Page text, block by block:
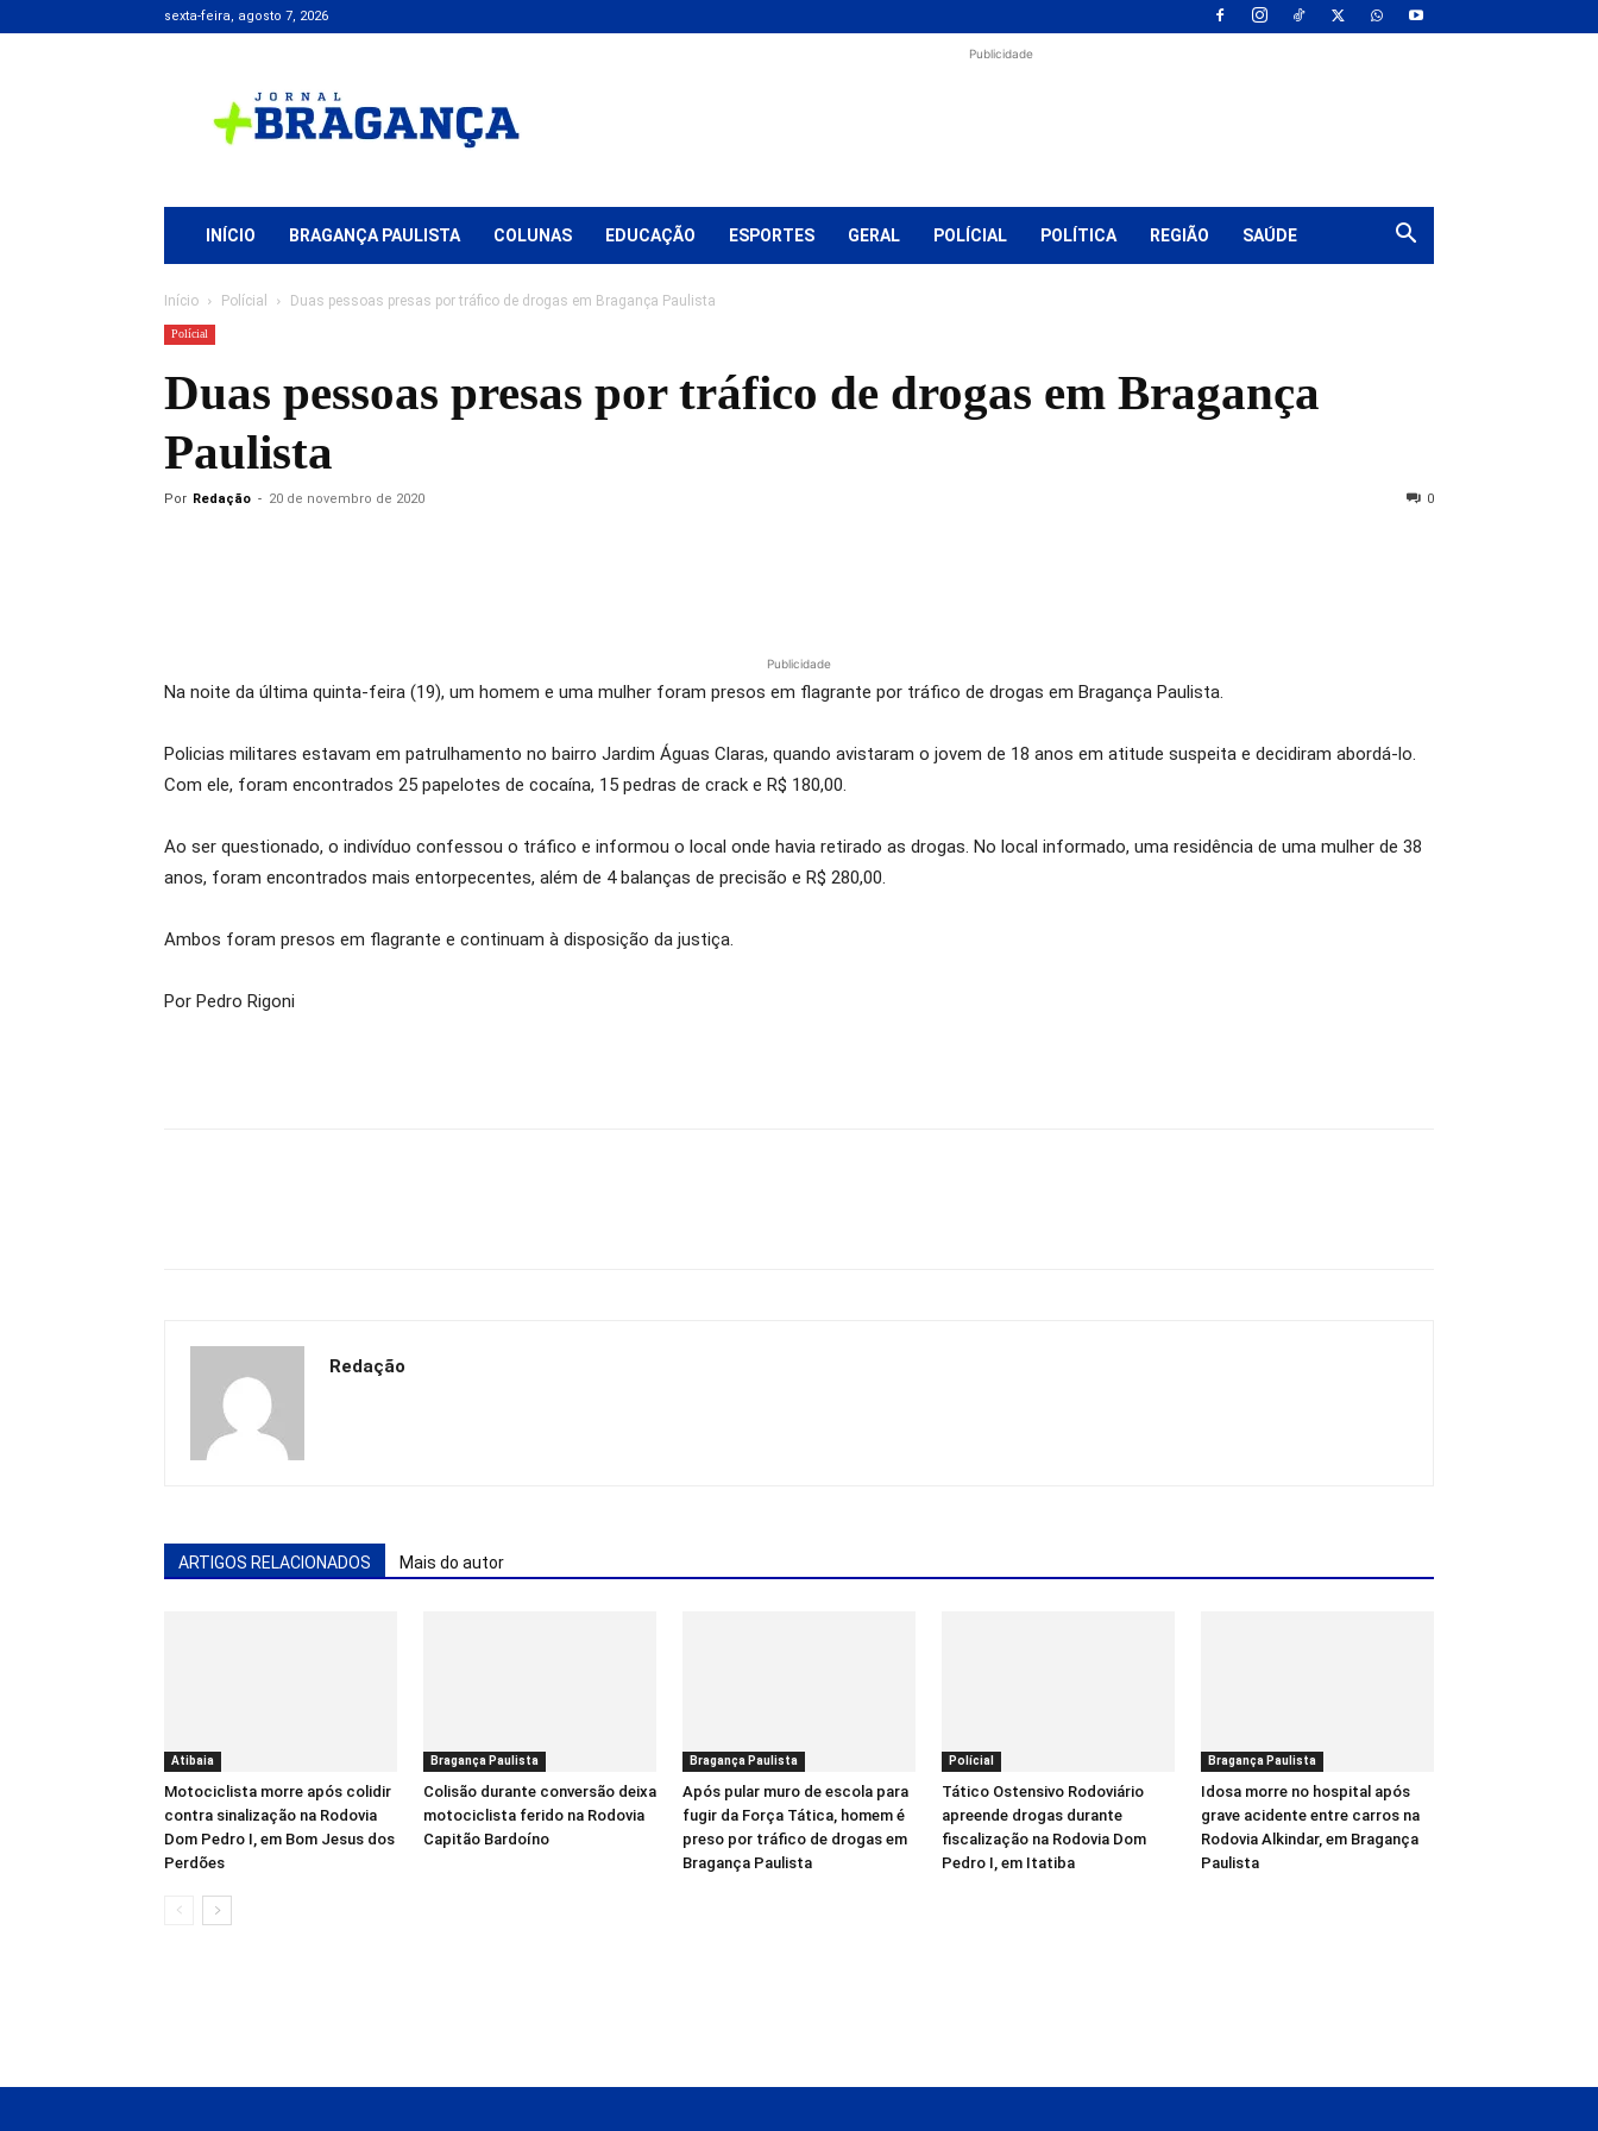
sexta-feira, agosto 7, 2026
+
Bragança
Publicidade
INÍCIO BRAGANÇA PAULISTA COLUNAS EDUCAÇÃO ESPORTES GERAL POLÍCIAL POLÍTICA REGIÃO SAÚDE
Início Polícial Duas pessoas presas por tráfico de drogas em Bragança Paulista
Polícial
Duas pessoas presas por tráfico de drogas em Bragança
Paulista
Por Redação - 20 de novembro de 2020 0
Publicidade
Na noite da última quinta-feira (19), um homem e uma mulher foram presos em flagrante por tráfico de drogas em Bragança Paulista.
Policias militares estavam em patrulhamento no bairro Jardim Águas Claras, quando avistaram o jovem de 18 anos em atitude suspeita e decidiram abordá-lo.
Com ele, foram encontrados 25 papelotes de cocaína, 15 pedras de crack e R$ 180,00.
Ao ser questionado, o indivíduo confessou o tráfico e informou o local onde havia retirado as drogas. No local informado, uma residência de uma mulher de 38
anos, foram encontrados mais entorpecentes, além de 4 balanças de precisão e R$ 280,00.
Ambos foram presos em flagrante e continuam à disposição da justiça.
Por Pedro Rigoni
Redação
ARTIGOS RELACIONADOS Mais do autor
Atibaia
Motociclista morre após colidir
contra sinalização na Rodovia
Dom Pedro I, em Bom Jesus dos
Perdões
Bragança Paulista
Colisão durante conversão deixa
motociclista ferido na Rodovia
Capitão Bardoíno
Bragança Paulista
Após pular muro de escola para
fugir da Força Tática, homem é
preso por tráfico de drogas em
Bragança Paulista
Polícial
Tático Ostensivo Rodoviário
apreende drogas durante
fiscalização na Rodovia Dom
Pedro I, em Itatiba
Bragança Paulista
Idosa morre no hospital após
grave acidente entre carros na
Rodovia Alkindar, em Bragança
Paulista